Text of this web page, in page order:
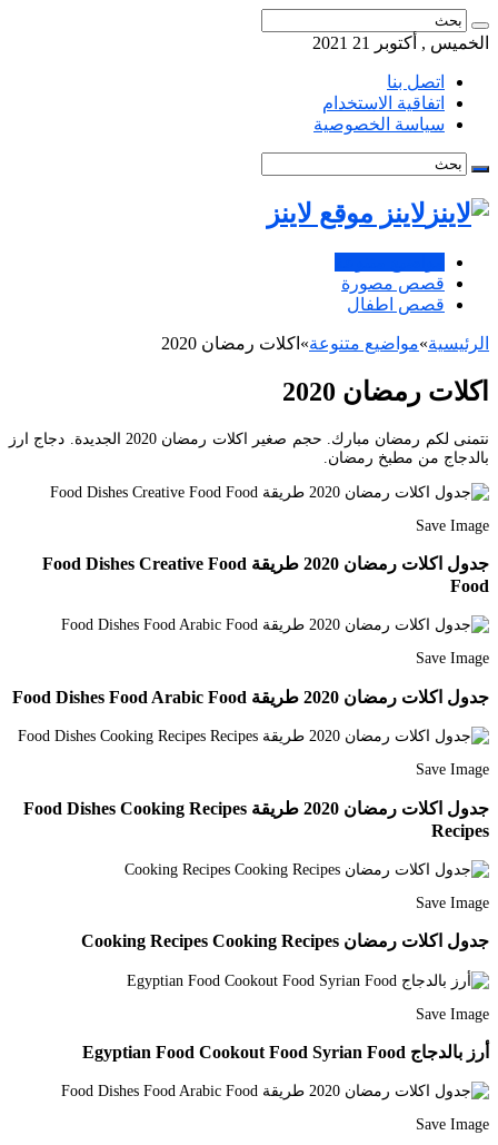
الخميس , أكتوبر 21 2021
اتصل بنا
اتفاقية الاستخدام
سياسة الخصوصية
لاينز موقع لاينز
قصص مصورة
قصص اطفال
الرئيسية»مواضيع متنوعة» اكلات رمضان 2020
اكلات رمضان 2020
نتمنى لكم رمضان مبارك. حجم صغير اكلات رمضان 2020 الجديدة. دجاج ارز
بالدجاج من مطبخ رمضان.
Save Image
جدول اكلات رمضان 2020 طريقة Food Dishes Creative Food
Food
Save Image
جدول اكلات رمضان 2020 طريقة Food Dishes Food Arabic Food
Save Image
جدول اكلات رمضان 2020 طريقة Food Dishes Cooking Recipes
Recipes
Save Image
جدول اكلات رمضان Cooking Recipes Cooking Recipes
Save Image
أرز بالدجاج Egyptian Food Cookout Food Syrian Food
Save Image